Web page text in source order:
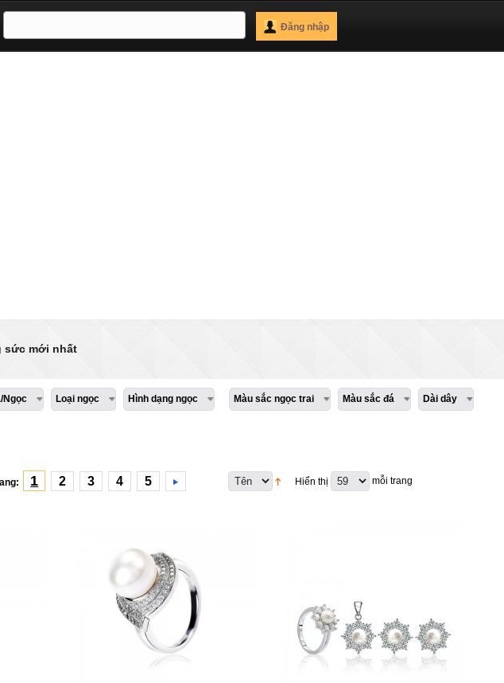
Đăng nhập
sức mới nhất
Ngọc Loại ngọc Hình dạng ngọc Màu sắc ngọc trai Màu sắc đá Dài dây
Hiển thị mỗi trang
1 2 3 4 5